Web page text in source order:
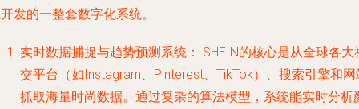
发的一整套数字化系统。
实时数据捕捉与趋势预测系统：
SHEIN的核心是从全球各大
交平台（如Instagram、Pinterest、TikTok）、搜索引擎和网
抓取海量时尚数据。通过复杂的算法模型，系统能实时分析